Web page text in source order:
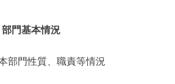
門基本情況
門性質、職責等情況